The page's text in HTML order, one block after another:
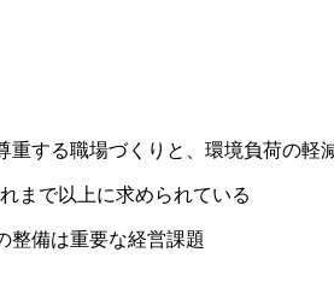
する職場づくりと、環境負荷の軽
まで以上に求められている
整備は重要な経営課題